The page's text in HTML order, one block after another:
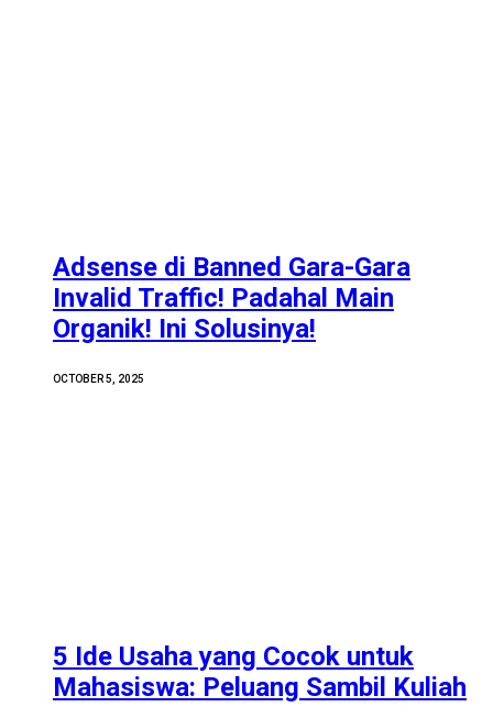
Adsense di Banned Gara-Gara
Invalid Traffic! Padahal Main
Organik! Ini Solusinya!
OCTOBER 5, 2025
5 Ide Usaha yang Cocok untuk
Mahasiswa: Peluang Sambil Kuliah